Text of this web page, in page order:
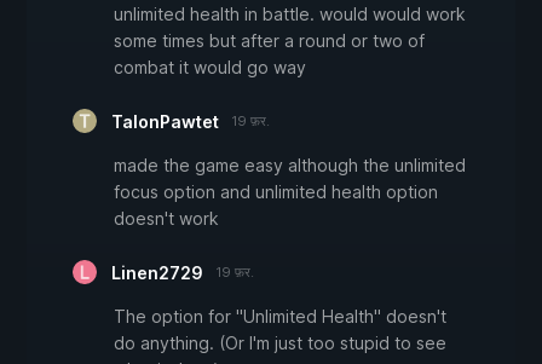
unlimited health in battle. would would work
some times but after a round or two of
combat it would go way
TalonPawtet 19 फ़र.
made the game easy although the unlimited
focus option and unlimited health option
doesn't work
Linen2729 19 फ़र.
The option for "Unlimited Health" doesn't
do anything. (Or I'm just too stupid to see